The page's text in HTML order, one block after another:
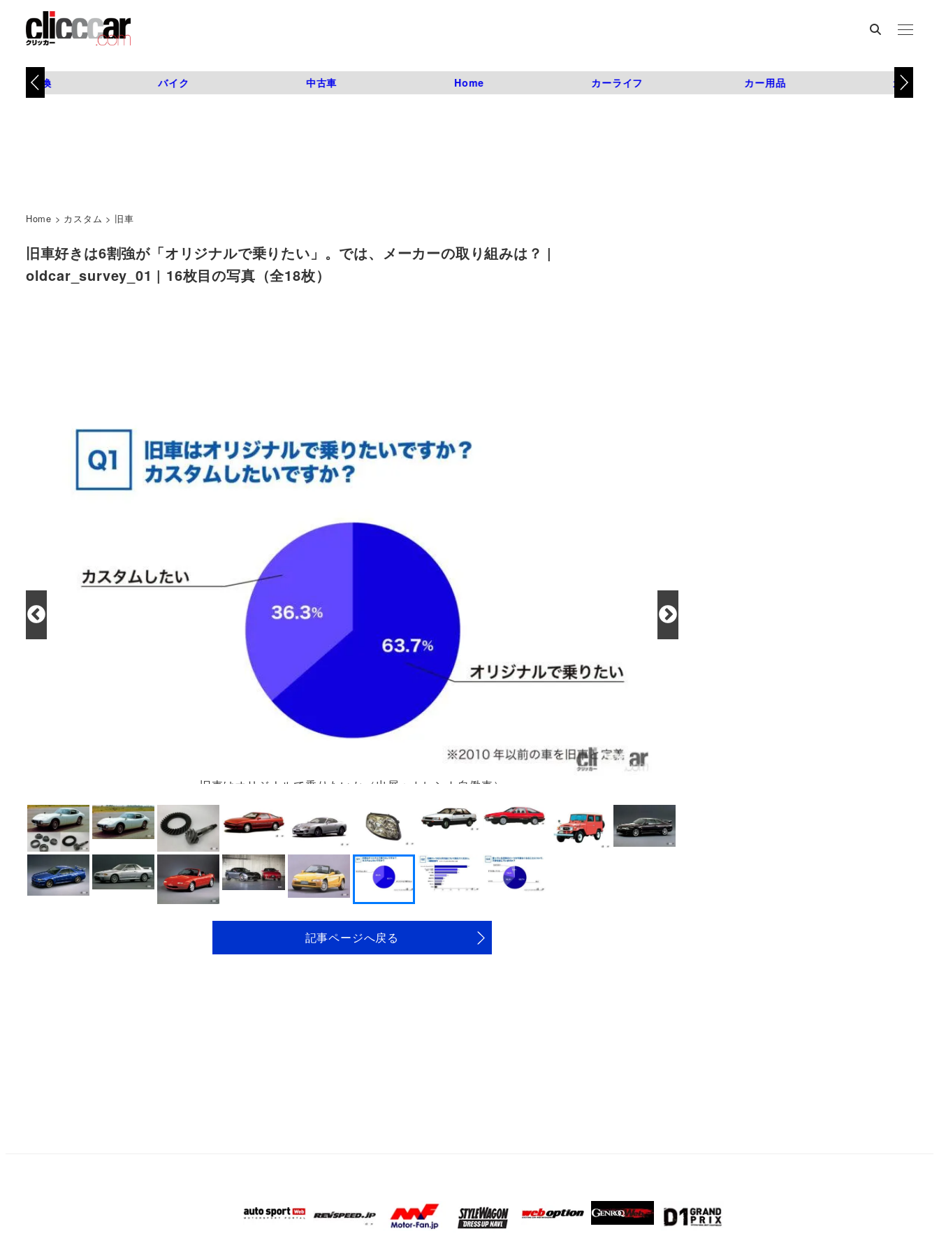
タイヤ交換 バイク 中古車 Home カーライフ カー用品 カスタム
Home > カスタム > 旧車
旧車好きは6割強が「オリジナルで乗りたい」。では、メーカーの取り組みは？ |
oldcar_survey_01 | 16枚目の写真（全18枚）
旧車はオリジナルで乗りたいか（出展：カレント自働車）
記事ページへ戻る